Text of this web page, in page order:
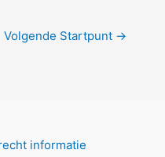
Volgende Startpunt →
informatie